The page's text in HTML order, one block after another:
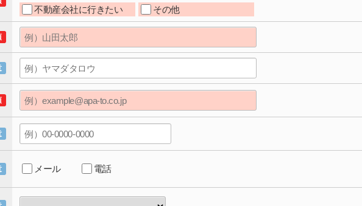
不動産会社に行きたい
その他
メール 電話